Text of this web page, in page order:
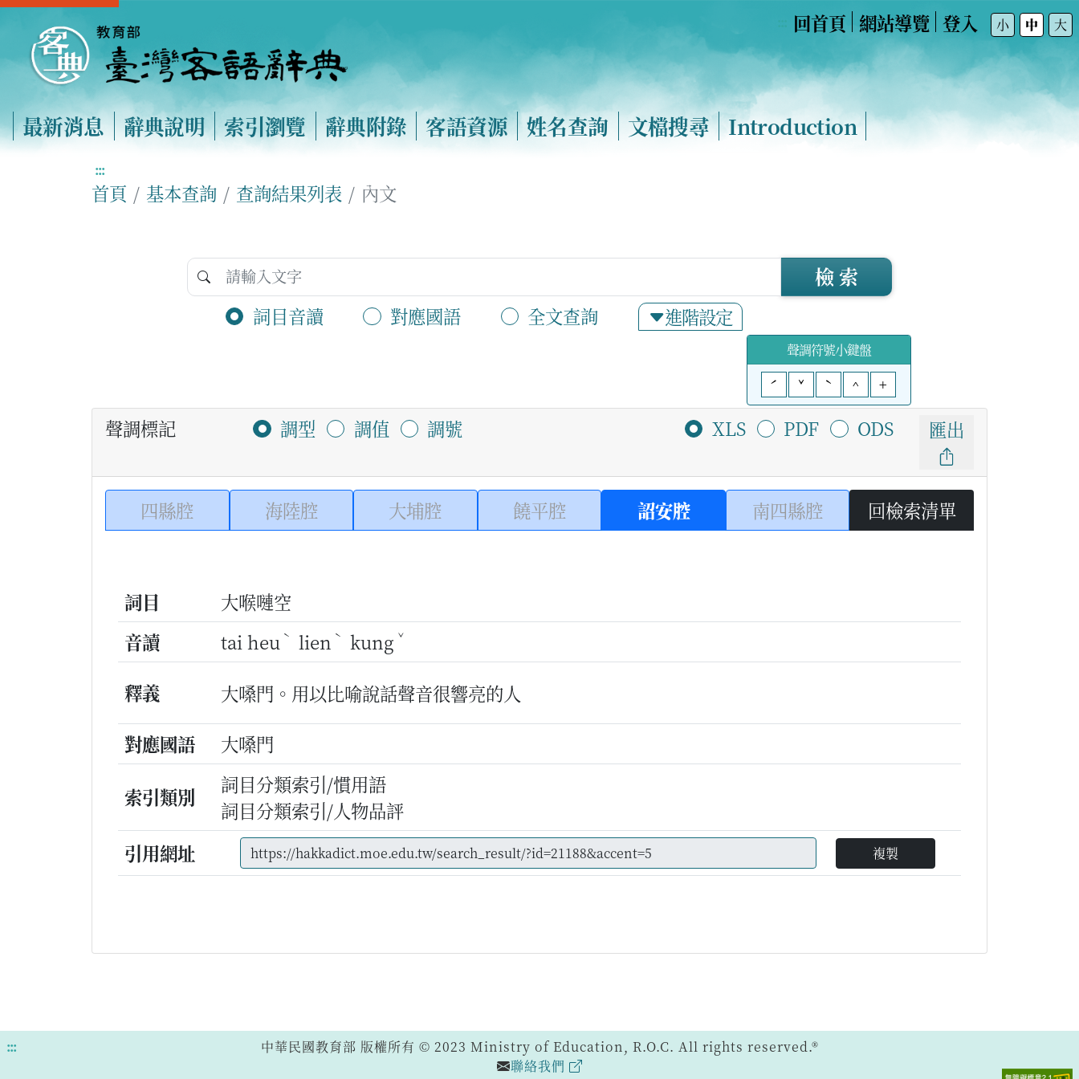
回首頁 網站導覽 登入 小 中 大
最新消息 辭典說明 索引瀏覽 辭典附錄 客語資源 姓名查詢 文檔搜尋 Introduction
:::
首頁 基本查詢 查詢結果列表 內文
詞目音讀 對應國語 全文查詢 進階設定
檢 索
聲調符號小鍵盤
ˊ
ˇ ˋ ^ +
聲調標記 調型 調值 調號 XLS PDF ODS 匯出
四縣腔 海陸腔 大埔腔 饒平腔 詔安腔 南四縣腔 回檢索清單
詞目
大喉嗹空
音讀
tai heu ˋ lien ˋ kung ˇ
釋義
大嗓門。用以比喻說話聲音很響亮的人
對應國語
大嗓門
索引類別
詞目分類索引/慣用語
詞目分類索引/人物品評
引用網址
複製
:::
中華民國教育部 版權所有 © 2023 Ministry of Education, R.O.C. All rights reserved.®
聯絡我們